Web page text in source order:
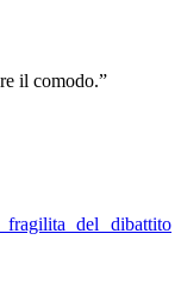
il comodo.”
del dibattito